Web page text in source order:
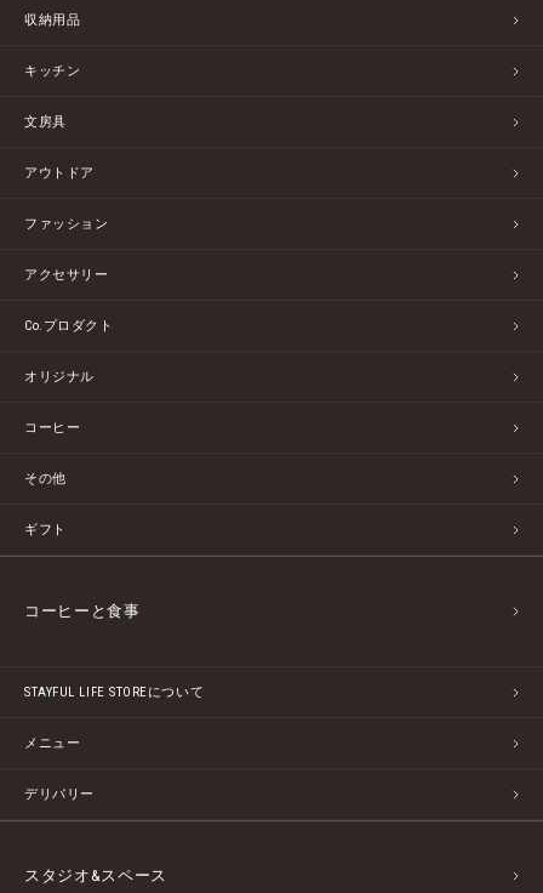
収納用品
キッチン
文房具
アウトドア
ファッション
アクセサリー
Co.プロダクト
オリジナル
コーヒー
その他
ギフト
コーヒーと食事
STAYFUL LIFE STOREについて
メニュー
デリバリー
スタジオ&スペース